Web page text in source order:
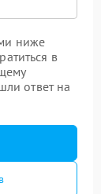
ниже
в
ответ на